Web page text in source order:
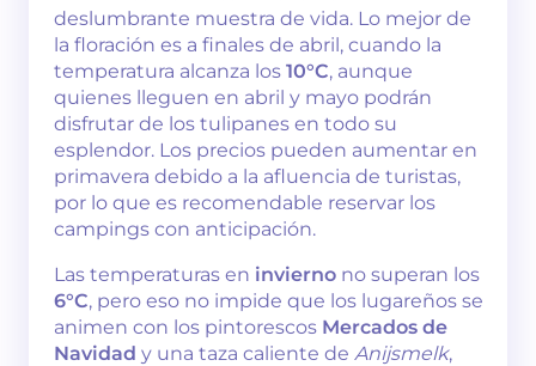
deslumbrante muestra de vida. Lo mejor de
la floración es a finales de abril, cuando la
temperatura alcanza los 10°C, aunque
quienes lleguen en abril y mayo podrán
disfrutar de los tulipanes en todo su
esplendor. Los precios pueden aumentar en
primavera debido a la afluencia de turistas,
por lo que es recomendable reservar los
campings con anticipación.
Las temperaturas en invierno no superan los
6°C, pero eso no impide que los lugareños se
animen con los pintorescos Mercados de
Navidad y una taza caliente de Anijsmelk,